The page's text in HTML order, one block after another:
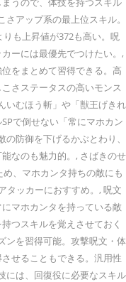
アップ系の最上位スキル。
も上昇値が372も高い。呪
ーには最優先でつけたい。,
をまとめて習得できる。高
さステータスの高いモンス
いむほう斬」や「獣王げきれ
で倒せない「常にマホカン
防御を下げるかぶとわり、
なのも魅力的。, さばきのせ
、マホカンタ持ちの敵にも
タッカーにおすすめ。, 呪文
マホカンタを持っている敵
つスキルを覚えさせておく
ンを習得可能。攻撃呪文・体
せることもできる。汎用性
には、回復役に必要なスキル